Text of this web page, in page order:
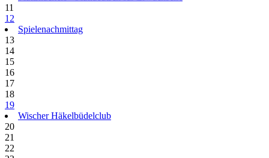
11
12
Spielenachmittag
13
14
15
16
17
18
19
Wischer Häkelbüdelclub
20
21
22